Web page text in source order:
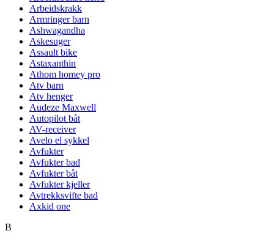
Arbeidskrakk
Armringer barn
Ashwagandha
Askesuger
Assault bike
Astaxanthin
Athom homey pro
Atv barn
Atv henger
Audeze Maxwell
Autopilot båt
AV-receiver
Avelo el sykkel
Avfukter
Avfukter bad
Avfukter båt
Avfukter kjeller
Avtrekksvifte bad
Axkid one
B